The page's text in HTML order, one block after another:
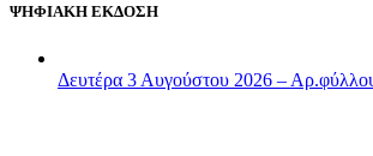
ΨΗΦΙΑΚΗ ΕΚΔΟΣΗ
Δευτέρα 3 Αυγούστου 2026 –